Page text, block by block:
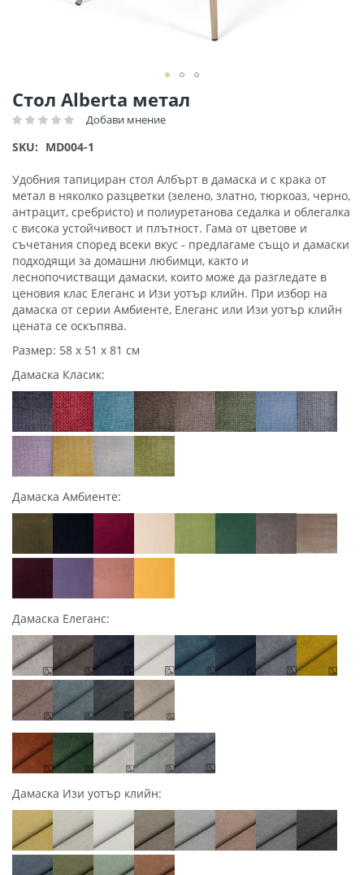
Стол Alberta метал
Рейтинг: Добави мнение
SKU MD004-1
Удобния тапициран стол Албърт в дамаска и с крака от
метал в няколко разцветки (зелено, златно, тюркоаз, черно,
антрацит, сребристо) и полиуретанова седалка и облегалка
с висока устойчивост и плътност. Гама от цветове и
съчетания според всеки вкус - предлагаме също и дамаски
подходящи за домашни любимци, както и
леснопочистващи дамаски, които може да разгледате в
ценовия клас Елеганс и Изи уотър клийн. При избор на
дамаска от серии Амбиенте, Елеганс или Изи уотър клийн
цената се оскъпява.
Размер: 58 х 51 х 81 см
Дамаска Класик:
Дамаска Амбиенте:
Дамаска Елеганс:
Дамаска Изи уотър клийн:
Преминете
към
началото
на
със
снимки